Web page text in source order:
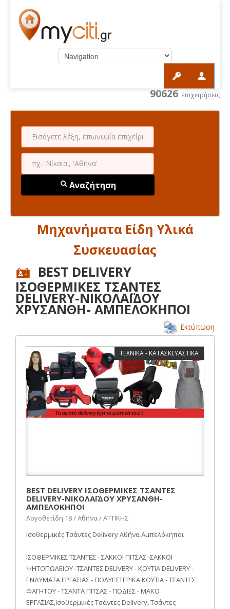
90626 επιχειρήσεις
Αναζήτηση
Μηχανήματα Είδη Υλικά
Συσκευασίας
BEST DELIVERY
ΙΣΟΘΕΡΜΙΚΕΣ ΤΣΑΝΤΕΣ
DELIVERY-ΝΙΚΟΛΑΪΔΟΥ
ΧΡΥΣΑΝΘΗ- ΑΜΠΕΛΟΚΗΠΟΙ
Εκτύπωση
ΤΕΧΝΙΚΑ - ΚΑΤΑΣΚΕΥΑΣΤΙΚΑ
BEST DELIVERY ΙΣΟΘΕΡΜΙΚΕΣ ΤΣΑΝΤΕΣ
DELIVERY-ΝΙΚΟΛΑΪΔΟΥ ΧΡΥΣΑΝΘΗ-
ΑΜΠΕΛΟΚΗΠΟΙ
Λογοθετίδη 18 / Αθήνα / ΑΤΤΙΚΗΣ
Ισοθερμικές Τσάντες Delivery Αθήνα Αμπελόκηποι
ΙΣΟΘΕΡΜΙΚΕΣ ΤΣΑΝΤΕΣ - ΣΑΚΚΟΙ ΠΙΤΣΑΣ -ΣΑΚΚΟΙ
ΨΗΤΟΠΩΛΕΙΟΥ -ΤΣΑΝΤΕΣ DELIVERY - KOYTIA DELIVERY -
ΕΝΔΥΜΑΤΑ ΕΡΓΑΣΙΑΣ - ΠΟΛΥΕΣΤΕΡΙΚΑ ΚΟΥΤΙΑ - ΤΣΑΝΤΕΣ
ΦΑΓΗΤΟΥ - ΤΣΑΝΤΑ ΠΙΤΣΑΣ - ΠΟΔΙΕΣ - ΜΑΚΟ
ΕΡΓΑΣΙΑΣ,Ισοθερμικές Τσάντες Delivery, Τσάντες